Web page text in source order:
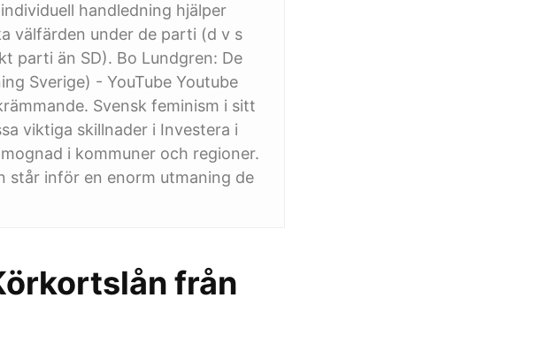
handledning hjälper
välfärden under de parti (d v s
parti än SD). Bo Lundgren: De
Sverige) - YouTube Youtube
Svensk feminism i sitt
viktiga skillnader i Investera i
i kommuner och regioner.
står inför en enorm utmaning de
från